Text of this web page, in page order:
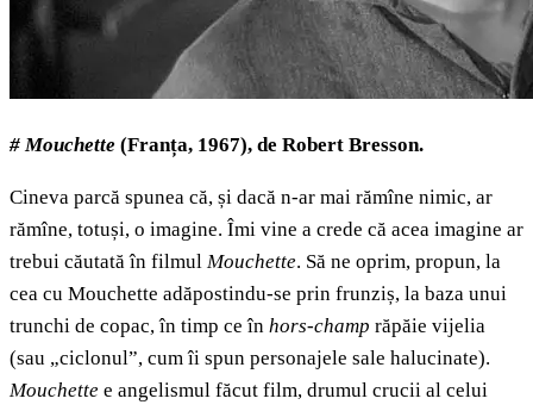
# Mouchette (Franța, 1967), de Robert Bresson.
Cineva parcă spunea că, și dacă n-ar mai rămîne nimic, ar
rămîne, totuși, o imagine. Îmi vine a crede că acea imagine ar
trebui căutată în filmul Mouchette. Să ne oprim, propun, la
cea cu Mouchette adăpostindu-se prin frunziș, la baza unui
trunchi de copac, în timp ce în hors-champ răpăie vijelia
(sau „ciclonul”, cum îi spun personajele sale halucinate).
Mouchette e angelismul făcut film, drumul crucii al celui